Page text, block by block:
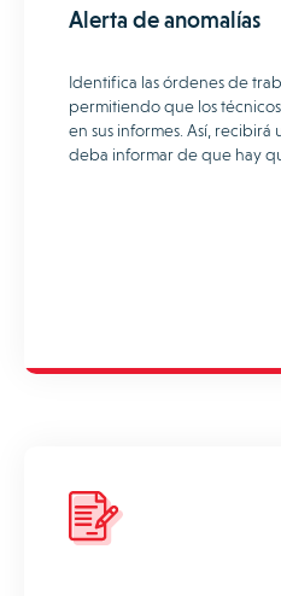
Alerta de anomalías
Identifica las órdenes de
permitiendo que los
en sus informes. Así, recibirá
deba informar de que hay